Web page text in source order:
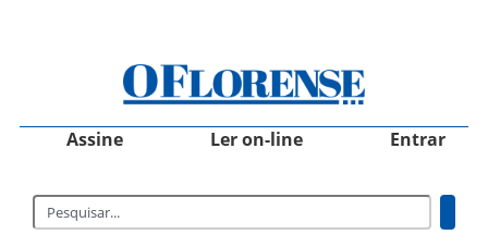
Assine Ler on-line Entrar